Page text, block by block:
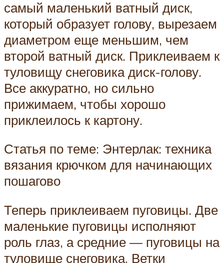
самый маленький ватный диск,
который образует голову, вырезаем
диаметром еще меньшим, чем
второй ватный диск. Приклеиваем к
туловищу снеговика диск-голову.
Все аккуратно, но сильно
прижимаем, чтобы хорошо
приклеилось к картону.
Статья по теме: Энтерлак: техника
вязания крючком для начинающих
пошагово
Теперь приклеиваем пуговицы. Две
маленькие пуговицы исполняют
роль глаз, а средние — пуговицы на
туловище снеговика. Ветки